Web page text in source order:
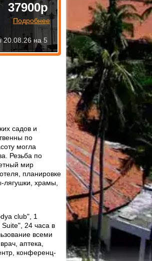
садов и
по
могла
Резьба по
мир
планировке
лягушки, храмы,
club", 1
24 часа в
всеми
аптека,
конференц-
37900р
Подробнее
20.08.26 на 5